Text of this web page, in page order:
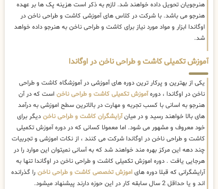
هنرجویان تحویل داده خواهند شد. لازم به ذکر است هزینه پک ها بر عهده
هنرجو می باشد. با شرکت در کلاس های آموزشی کاشت و طراحی ناخن در
اوگاندا ابزار و مواد مورد نیاز برای کاشت و طراحی ناخن به هنرجو داده خواهد
شد.
آموزش تکمیلی کاشت و طراحی ناخن در اوگاندا
یکی از بهترین و پرکار ترین دوره های آموزشی در آموزشگاه کاشت و طراحی
ناخن در اوگاندا ، دورهآموزش تکمیلی کاشت و طراحی ناخن است که در آن
هنرجو به اسانی با کسب تجربه و مهارت در بالاترین سطح اموزشی به درآمد
های بالا خواهند رسید و در میانآرایشگران کاشت و طراحی ناخن دیگر برای
خود معروف و مشهور می شود. اما معمولا کسانی که در دوره آموزش تکمیلی
کاشت و طراحی ناخن در اوگاندا شرکت می کنند ، از نکات اموزشی و تجربیات
چند دهه این مرکز بهره مند خواهند شد که به آسانی نمیتوان این موارد را در
هرجایی یافت . دوره اموزش تکمیلی کاشت و طراحی ناخن در اوگاندا تنها به
آرایشگرانی که قبلا دوره های اموزش تخصصی کاشت و طراحی ناخن را گذرانده
اند و یا حداقل 2 سال سابقه کار در این حوزه دارند پیشنهاد میشود.